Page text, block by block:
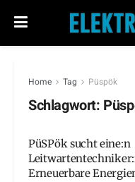
Home Tag Püspök
Schlagwort:
PüSPök sucht eine:n
Erneuerbare